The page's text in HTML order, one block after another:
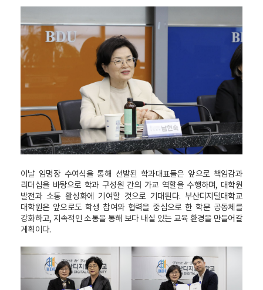
이날 임명장 수여식을 통해 선발된 학과대표들은 앞으로 책임감과
리더십을 바탕으로 학과 구성원 간의 가교 역할을 수행하며, 대학원
발전과 소통 활성화에 기여할 것으로 기대된다. 부산디지털대학교
대학원은 앞으로도 학생 참여와 협력을 중심으로 한 학문 공동체를
강화하고, 지속적인 소통을 통해 보다 내실 있는 교육 환경을 만들어갈
계획이다.